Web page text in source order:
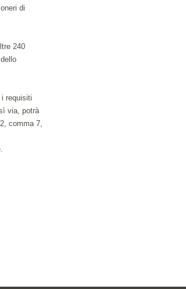
di
240
requisiti
via, potrà
comma 7,